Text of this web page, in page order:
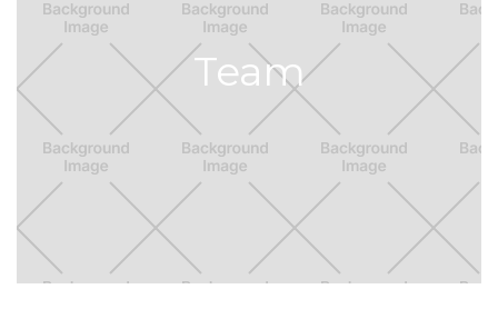
Team